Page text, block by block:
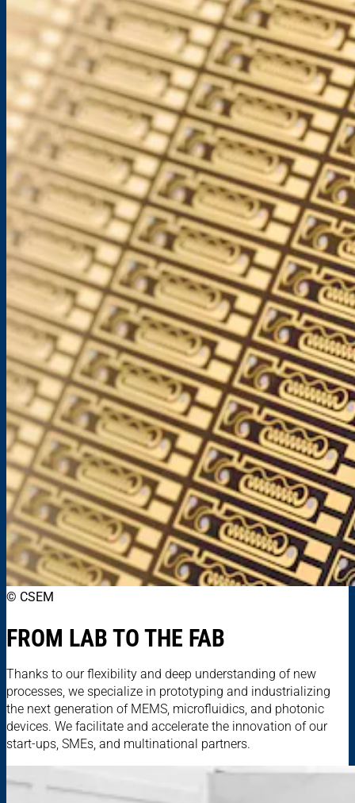
© CSEM
FROM LAB TO THE FAB
Thanks to our flexibility and deep understanding of new
processes, we specialize in prototyping and industrializing
the next generation of MEMS, microfluidics, and photonic
devices. We facilitate and accelerate the innovation of our
start-ups, SMEs, and multinational partners.